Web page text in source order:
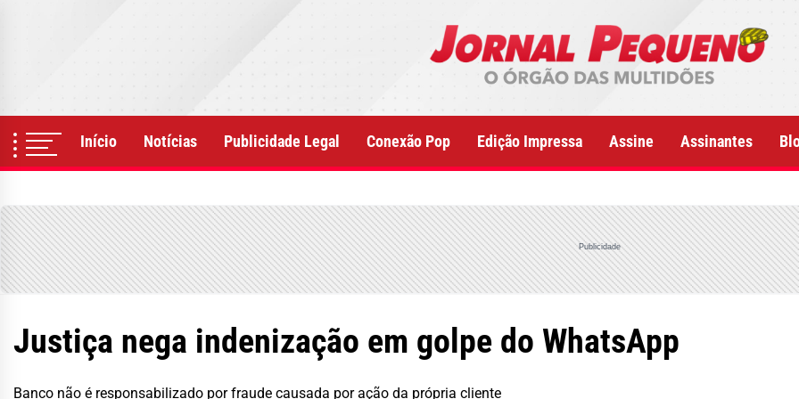
Início Notícias Publicidade Legal Conexão Pop Edição Impressa Assine Assinantes
Publicidade
Justiça nega indenização em golpe do WhatsApp
Banco não é responsabilizado por fraude causada por ação da própria cliente